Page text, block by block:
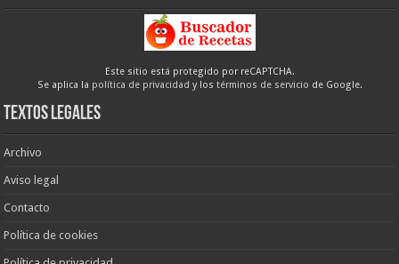
Este sitio está protegido por reCAPTCHA.
Se aplica la política de privacidad y los términos de servicio de Google.
Textos legales
Archivo
Aviso legal
Contacto
Política de cookies